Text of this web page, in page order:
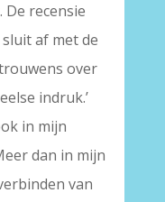
recensie
af met de
over
indruk.’
in mijn
dan in mijn
van